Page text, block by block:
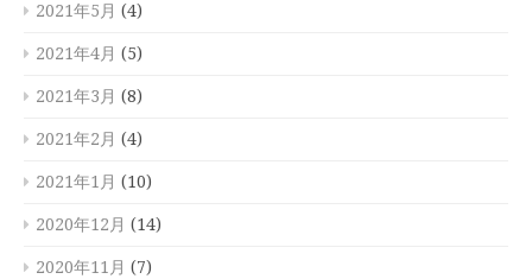
2021年5月 (4)
2021年4月 (5)
2021年3月 (8)
2021年2月 (4)
2021年1月 (10)
2020年12月 (14)
2020年11月 (7)